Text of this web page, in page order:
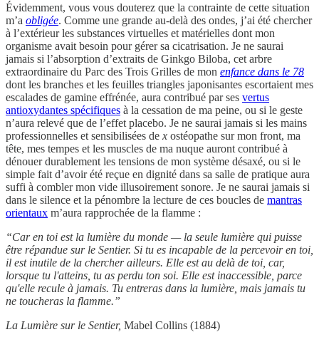
Évidemment, vous vous douterez que la contrainte de cette situation
m’a obligée. Comme une grande au-delà des ondes, j’ai été chercher
à l’extérieur les substances virtuelles et matérielles dont mon
organisme avait besoin pour gérer sa cicatrisation. Je ne saurai
jamais si l’absorption d’extraits de Ginkgo Biloba, cet arbre
extraordinaire du Parc des Trois Grilles de mon enfance dans le 78
dont les branches et les feuilles triangles japonisantes escortaient mes
escalades de gamine effrénée, aura contribué par ses vertus
antioxydantes spécifiques à la cessation de ma peine, ou si le geste
n’aura relevé que de l’effet placebo. Je ne saurai jamais si les mains
professionnelles et sensibilisées de x ostéopathe sur mon front, ma
tête, mes tempes et les muscles de ma nuque auront contribué à
dénouer durablement les tensions de mon système désaxé, ou si le
simple fait d’avoir été reçue en dignité dans sa salle de pratique aura
suffi à combler mon vide illusoirement sonore. Je ne saurai jamais si
dans le silence et la pénombre la lecture de ces boucles de mantras
orientaux m’aura rapprochée de la flamme :
“Car en toi est la lumière du monde — la seule lumière qui puisse
être répandue sur le Sentier. Si tu es incapable de la percevoir en toi,
il est inutile de la chercher ailleurs. Elle est au delà de toi, car,
lorsque tu l'atteins, tu as perdu ton soi. Elle est inaccessible, parce
qu'elle recule à jamais. Tu entreras dans la lumière, mais jamais tu
ne toucheras la flamme.”
La Lumière sur le Sentier, Mabel Collins (1884)